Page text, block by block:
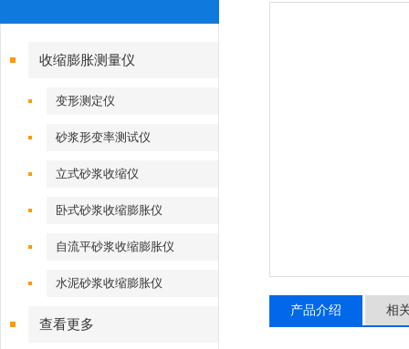
收缩膨胀测量仪
变形测定仪
砂浆形变率测试仪
立式砂浆收缩仪
卧式砂浆收缩膨胀仪
自流平砂浆收缩膨胀仪
水泥砂浆收缩膨胀仪
查看更多
产品介绍 相